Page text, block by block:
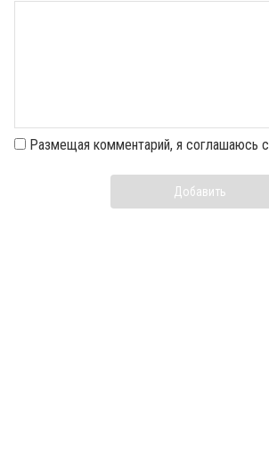
Размещая комментарий, я соглашаюсь с
Добавить